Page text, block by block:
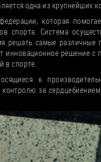
одна из крупнейших
которая
спорта. Система
решать самые
инновационное
в спорте.
к
за